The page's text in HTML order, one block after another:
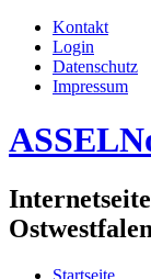
Kontakt
Login
Datenschutz
Impressum
Ostwestfalen
Startseite